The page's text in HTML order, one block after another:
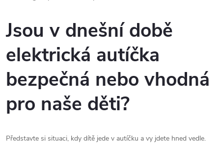
Jsou v dnešní době
elektrická autíčka
bezpečná nebo vhodná
pro naše děti?
Představte si situaci, kdy dítě jede v autíčku a vy jdete hned vedle.